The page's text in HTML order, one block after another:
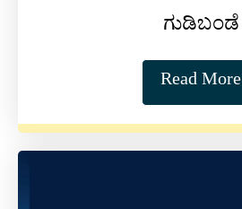
ಗುಡಿಬಂಡೆ
Read More